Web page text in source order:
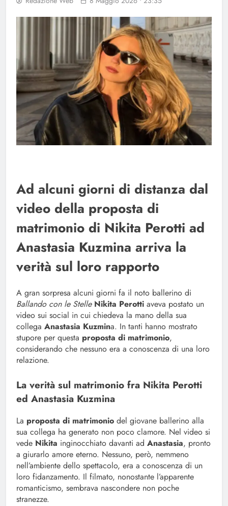
Ad alcuni giorni di distanza dal
video della proposta di
matrimonio di Nikita Perotti ad
Anastasia Kuzmina arriva la
verità sul loro rapporto
A gran sorpresa alcuni giorni fa il noto ballerino di
Ballando con le StelleNikita Perotti aveva postato un
video sui social in cui chiedeva la mano della sua
collega Anastasia Kuzmina. In tanti hanno mostrato
stupore per questa proposta di matrimonio,
considerando che nessuno era a conoscenza di una loro
relazione.
La verità sul matrimonio fra Nikita Perotti
ed Anastasia Kuzmina
La proposta di matrimonio del giovane ballerino alla
sua collega ha generato non poco clamore. Nel video si
vede Nikita inginocchiato davanti ad Anastasia, pronto
a giurarlo amore eterno. Nessuno, però, nemmeno
nell’ambiente dello spettacolo, era a conoscenza di un
loro fidanzamento. Il filmato, nonostante l’apparente
romanticismo, sembrava nascondere non poche
stranezze.